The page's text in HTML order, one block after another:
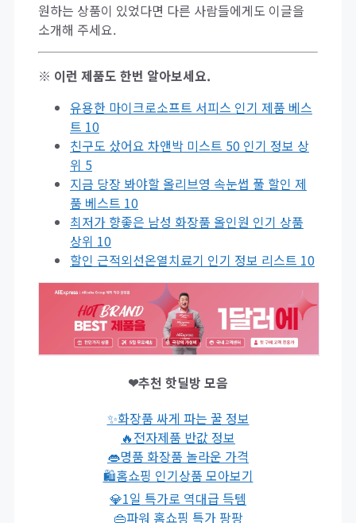
원하는 상품이 있었다면 다른 사람들에게도 이글을
소개해 주세요.
※ 이런 제품도 한번 알아보세요.
유용한 마이크로소프트 서피스 인기 제품 베스
트 10
친구도 샀어요 차앤박 미스트 50 인기 정보 상
위 5
지금 당장 봐야할 올리브영 속눈썹 풀 할인 제
품 베스트 10
최저가 향좋은 남성 화장품 올인원 인기 상품
상위 10
할인 근적외선온열치료기 인기 정보 리스트 10
❤추천 핫딜방 모음
✨화장품 싸게 파는 꿀 정보
🔥전자제품 반값 정보
👄명품 화장품 놀라운 가격
🛍홈쇼핑 인기상품 모아보기
💎1일 특가로 역대급 득템
👜파워 홈쇼핑 특가 팡팡